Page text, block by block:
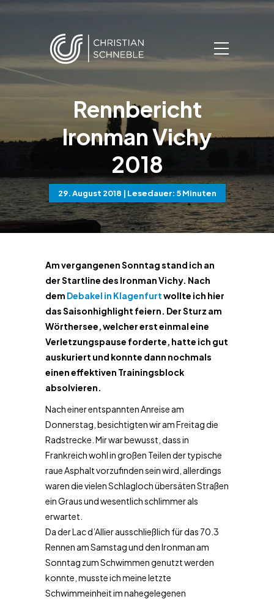
Rennbericht
Ironman Vichy
2018
29. August 2018 | Lesedauer: 5 Minuten
Am vergangenen Sonntag stand ich an
der Startline des Ironman Vichy. Nach
dem Debakel in Klagenfurtwollte ich hier
das Saisonhighlight feiern. Der Sturz am
Wörthersee, welcher erst einmal eine
Verletzungspause forderte, hatte ich gut
auskuriert und konnte dann nochmals
einen effektiven Trainingsblock
absolvieren.
Nach einer entspannten Anreise am
Donnerstag, besichtigten wir am Freitag die
Radstrecke. Mir war bewusst, dass in
Frankreich wohl in großen Teilen der typische
raue Asphalt vorzufinden sein wird, allerdings
waren die vielen Schlagloch übersäten Straßen
ein Graus und wesentlich schlimmer als
erwartet.
Da der Lac d’Allier ausschließlich für das 70.3
Rennen am Samstag und den Ironman am
Sonntag zum Schwimmen genutzt werden
konnte, musste ich meine letzte
Schwimmeinheit im nahegelegenen